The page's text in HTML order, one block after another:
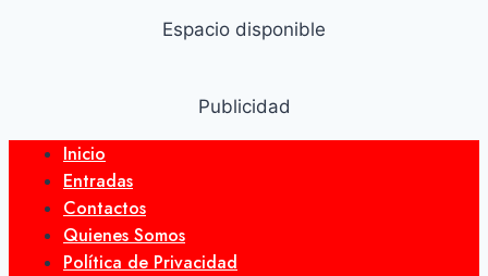
Espacio disponible
Publicidad
Inicio
Entradas
Contactos
Quienes Somos
Política de Privacidad